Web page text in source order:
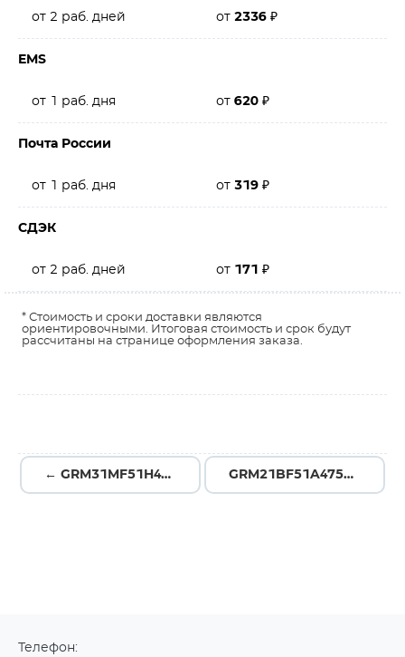
от 2 раб. дней от 2336 ₽
EMS
от 1 раб. дня от 620 ₽
Почта России
от 1 раб. дня от 319 ₽
СДЭК
от 2 раб. дней от 171 ₽
* Стоимость и сроки доставки являются
ориентировочными. Итоговая стоимость и срок будут
рассчитаны на странице оформления заказа.
← GRM31MF51H474ZA01L GRM21BF51A475ZA01L →
Телефон: